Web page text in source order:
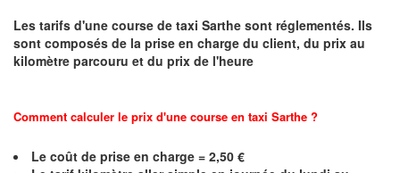
Les tarifs d'une course de taxi Sarthe sont réglementés. Ils
sont composés de la prise en charge du client, du prix au
kilomètre parcouru et du prix de l'heure
Comment calculer le prix d'une course en taxi Sarthe ?
Le coût de prise en charge = 2,50 €